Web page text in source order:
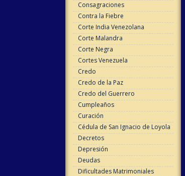
Consagraciones
Contra la Fiebre
Corte India Venezolana
Corte Malandra
Corte Negra
Cortes Venezuela
Credo
Credo de la Paz
Credo del Guerrero
Cumpleaños
Curación
Cédula de San Ignacio de Loyola
Decretos
Depresión
Deudas
Dificultades Matrimoniales